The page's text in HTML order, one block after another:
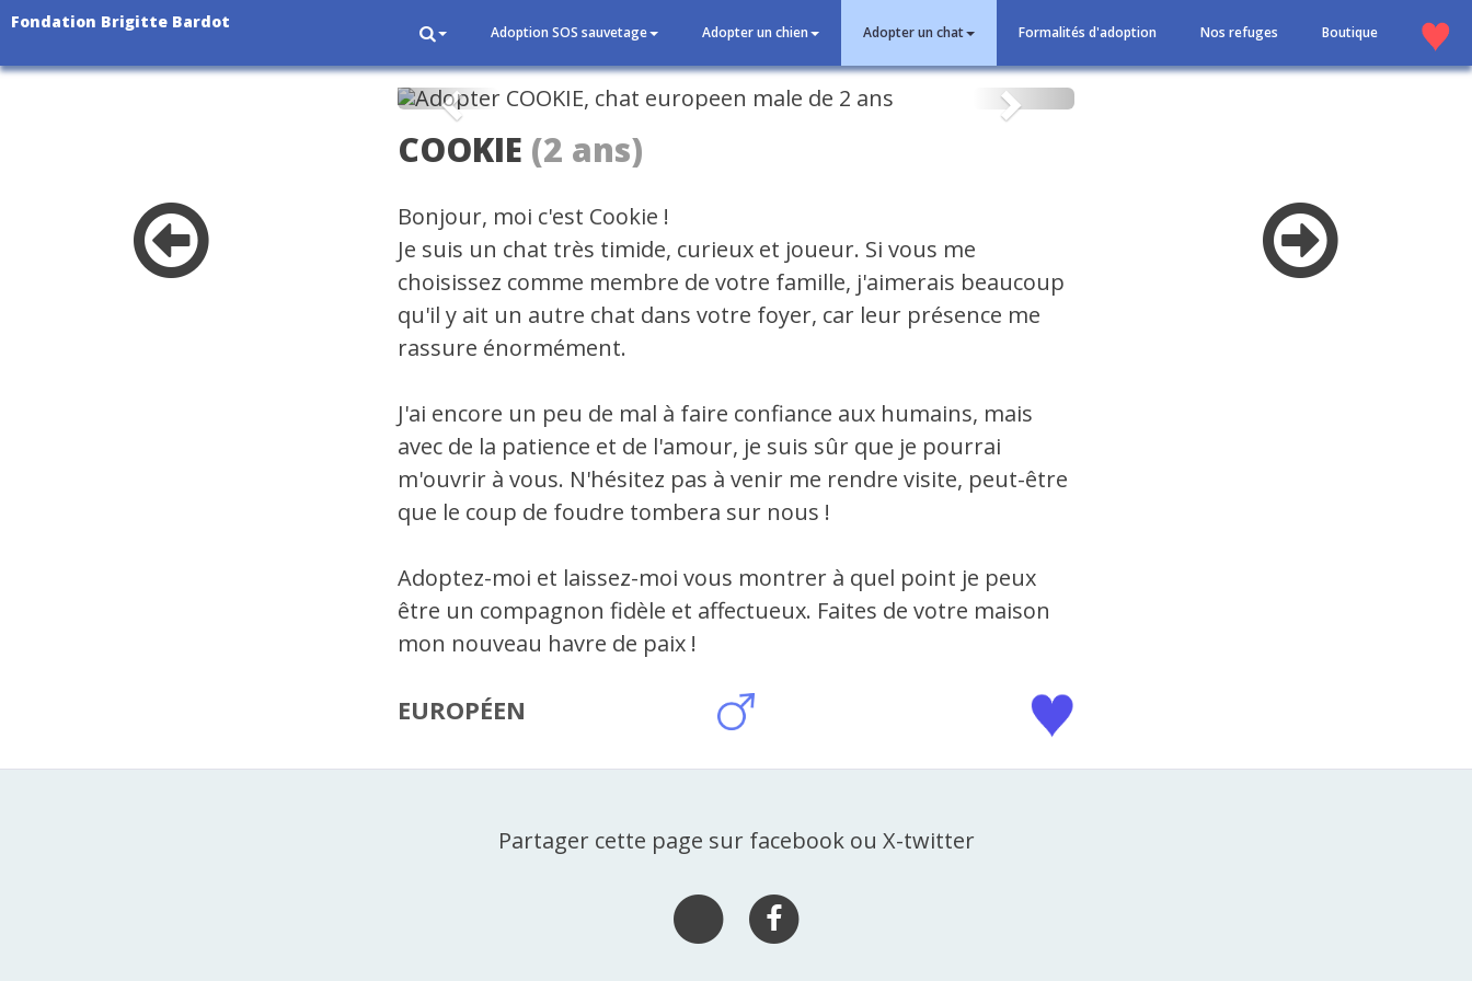
Fondation Brigitte Bardot
Adoption SOS sauvetage Adopter un chien Adopter un chat Formalités d'adoption Nos refuges Boutique
Précédent Suivant
COOKIE (2 ans)
Bonjour, moi c'est Cookie !
Je suis un chat très timide, curieux et joueur. Si vous me
choisissez comme membre de votre famille, j'aimerais beaucoup
qu'il y ait un autre chat dans votre foyer, car leur présence me
rassure énormément.
J'ai encore un peu de mal à faire confiance aux humains, mais
avec de la patience et de l'amour, je suis sûr que je pourrai
m'ouvrir à vous. N'hésitez pas à venir me rendre visite, peut-être
que le coup de foudre tombera sur nous !
Adoptez-moi et laissez-moi vous montrer à quel point je peux
être un compagnon fidèle et affectueux. Faites de votre maison
mon nouveau havre de paix !
EUROPÉEN
Partager cette page sur facebook ou X-twitter